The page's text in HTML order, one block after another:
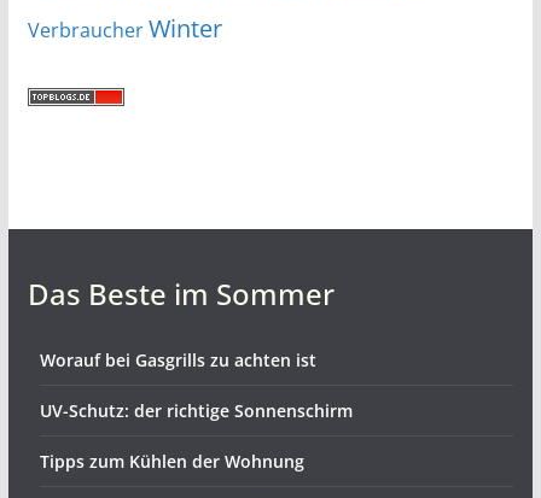
VerbraucherWinter
Das Beste im Sommer
Worauf bei Gasgrills zu achten ist
UV-Schutz: der richtige Sonnenschirm
Tipps zum Kühlen der Wohnung